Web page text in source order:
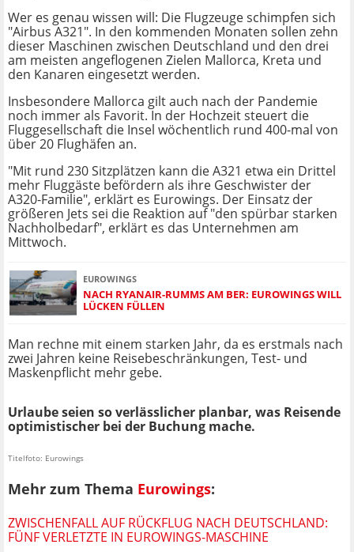
Wer es genau wissen will: Die Flugzeuge schimpfen sich
"Airbus A321". In den kommenden Monaten sollen zehn
dieser Maschinen zwischen Deutschland und den drei
am meisten angeflogenen Zielen Mallorca, Kreta und
den Kanaren eingesetzt werden.
Insbesondere Mallorca gilt auch nach der Pandemie
noch immer als Favorit. In der Hochzeit steuert die
Fluggesellschaft die Insel wöchentlich rund 400-mal von
über 20 Flughäfen an.
"Mit rund 230 Sitzplätzen kann die A321 etwa ein Drittel
mehr Fluggäste befördern als ihre Geschwister der
A320-Familie", erklärt es Eurowings. Der Einsatz der
größeren Jets sei die Reaktion auf "den spürbar starken
Nachholbedarf", erklärt es das Unternehmen am
Mittwoch.
EUROWINGS
NACH RYANAIR-RUMMS AM BER: EUROWINGS WILL
LÜCKEN FÜLLEN
Man rechne mit einem starken Jahr, da es erstmals nach
zwei Jahren keine Reisebeschränkungen, Test- und
Maskenpflicht mehr gebe.
Urlaube seien so verlässlicher planbar, was Reisende
optimistischer bei der Buchung mache.
Titelfoto: Eurowings
Mehr zum Thema Eurowings:
ZWISCHENFALL AUF RÜCKFLUG NACH DEUTSCHLAND:
FÜNF VERLETZTE IN EUROWINGS-MASCHINE